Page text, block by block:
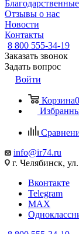
Отзывы о нас
Новости
Контакты
8 800 555-34-19
Заказать звонок
Задать вопрос
Войти
Корзина0
info@ir74.ru
г. Челябинск,
Вконтакте
Telegram
MAX